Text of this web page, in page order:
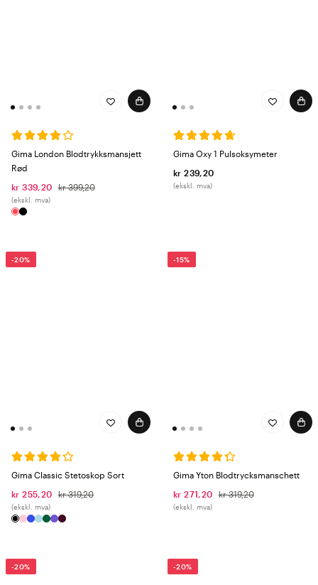
Gima London Blodtrykksmansjett
Rød
kr 339,20
kr 399,20
(ekskl. mva)
Gima Oxy 1 Pulsoksymeter
kr 239,20
(ekskl. mva)
-20%
Gima Classic Stetoskop Sort
kr 255,20
kr 319,20
(ekskl. mva)
-15%
Gima Yton Blodtrycksmanschett
kr 271,20
kr 319,20
(ekskl. mva)
-20% -20%